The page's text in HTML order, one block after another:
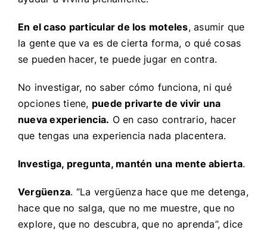
En el caso particular de los moteles, asumir que
la gente que va es de cierta forma, o qué cosas
se pueden hacer, te puede jugar en contra.
No investigar, no saber cómo funciona, ni qué
opciones tiene, puede privarte de vivir una
nueva experiencia. O en caso contrario, hacer
que tengas una experiencia nada placentera.
Investiga, pregunta, mantén una mente abierta.
Vergüenza. “La vergüenza hace que me detenga,
hace que no salga, que no me muestre, que no
explore, que no descubra, que no aprenda”, dice